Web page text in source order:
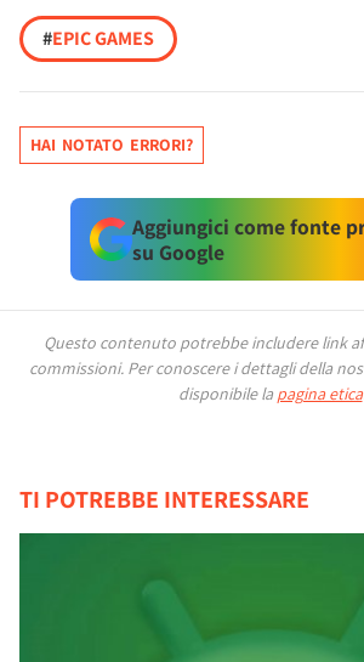
#EPIC GAMES
HAI NOTATO ERRORI?
Aggiungici come fonte
su Google
Questo contenuto potrebbe includere link
commissioni. Per conoscere i dettagli della
disponibile la pagina etica
TI POTREBBE INTERESSARE